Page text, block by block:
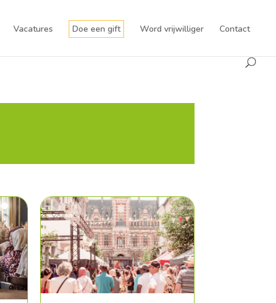
Vacatures Doe een gift Word vrijwilliger Contact